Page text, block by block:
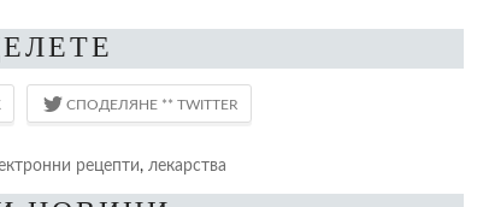
рецепти, лекарства